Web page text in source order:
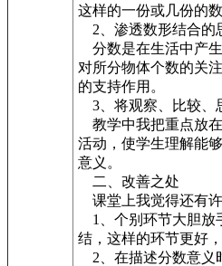
这样的一份或几份的
2、渗透数形结合的
分数是在生活中产
对所分物体个数的关
的支持作用。
3、将观察、比较、
教学中我把重点放在
活动，使学生理解能
意义。
二、改善之处
课堂上我觉得还有许
1、个别环节大胆放
结，这样的环节更好
2、在描述分数意义